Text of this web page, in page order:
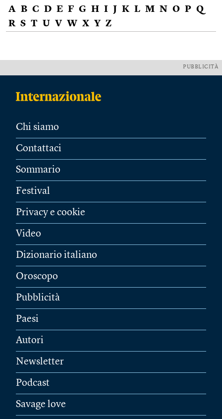
A B C D E F G H I J K L M N O P Q
R S T U V W X Y Z
PUBBLICITÀ
Chi siamo
Contattaci
Sommario
Festival
Privacy e cookie
Video
Dizionario italiano
Oroscopo
Pubblicità
Paesi
Autori
Newsletter
Podcast
Savage love